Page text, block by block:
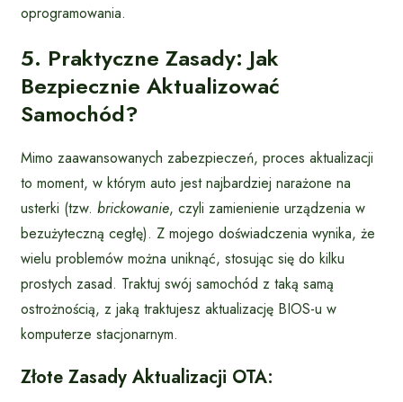
oprogramowania.
5. Praktyczne Zasady: Jak
Bezpiecznie Aktualizować
Samochód?
Mimo zaawansowanych zabezpieczeń, proces aktualizacji
to moment, w którym auto jest najbardziej narażone na
usterki (tzw. brickowanie, czyli zamienienie urządzenia w
bezużyteczną cegłę). Z mojego doświadczenia wynika, że
wielu problemów można uniknąć, stosując się do kilku
prostych zasad. Traktuj swój samochód z taką samą
ostrożnością, z jaką traktujesz aktualizację BIOS-u w
komputerze stacjonarnym.
Złote Zasady Aktualizacji OTA: